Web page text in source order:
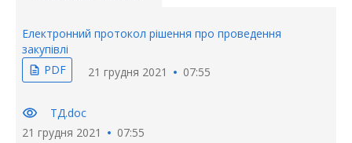
Електронний протокол рішення про проведення
закупівлі
description PDF 21 грудня 2021 07:55
visibility
ТД.doc
21 грудня 2021
07:55